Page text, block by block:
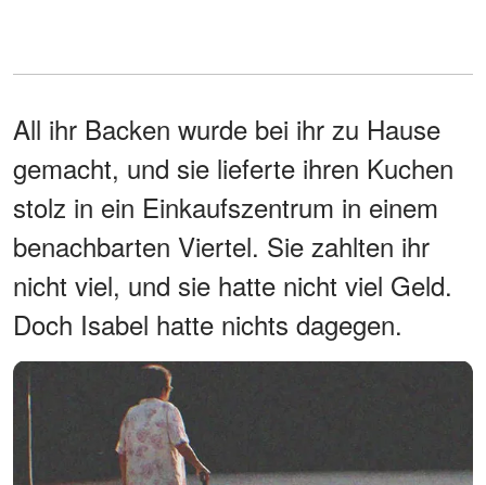
All ihr Backen wurde bei ihr zu Hause
gemacht, und sie lieferte ihren Kuchen
stolz in ein Einkaufszentrum in einem
benachbarten Viertel. Sie zahlten ihr
nicht viel, und sie hatte nicht viel Geld.
Doch Isabel hatte nichts dagegen.